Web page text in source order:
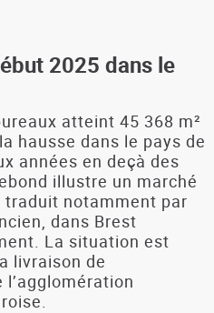
2025 dans le
atteint 45 368 m²
hausse dans le pays de
années en deçà des
illustre un marché
traduit notamment par
dans Brest
La situation est
livraison de